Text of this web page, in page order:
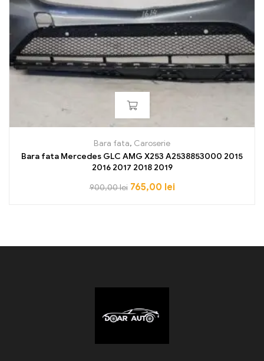
Bara fata, Caroserie
Bara fata Mercedes GLC AMG X253 A2538853000 2015
2016 2017 2018 2019
900,00lei 765,00 lei